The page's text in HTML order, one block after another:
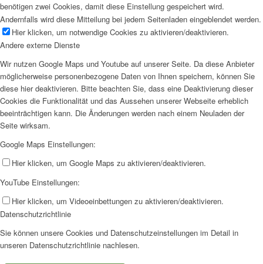
benötigen zwei Cookies, damit diese Einstellung gespeichert wird.
Andernfalls wird diese Mitteilung bei jedem Seitenladen eingeblendet werden.
Hier klicken, um notwendige Cookies zu aktivieren/deaktivieren.
Andere externe Dienste
Wir nutzen Google Maps und Youtube auf unserer Seite. Da diese Anbieter
möglicherweise personenbezogene Daten von Ihnen speichern, können Sie
diese hier deaktivieren. Bitte beachten Sie, dass eine Deaktivierung dieser
Cookies die Funktionalität und das Aussehen unserer Webseite erheblich
beeinträchtigen kann. Die Änderungen werden nach einem Neuladen der
Seite wirksam.
Google Maps Einstellungen:
Hier klicken, um Google Maps zu aktivieren/deaktivieren.
YouTube Einstellungen:
Hier klicken, um Videoeinbettungen zu aktivieren/deaktivieren.
Datenschutzrichtlinie
Sie können unsere Cookies und Datenschutzeinstellungen im Detail in
unseren Datenschutzrichtlinie nachlesen.